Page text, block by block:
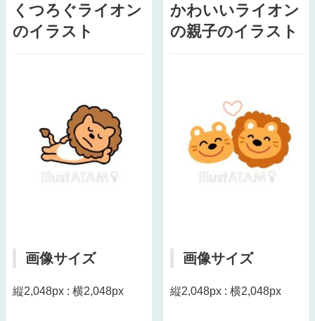
くつろぐライオン
のイラスト
画像サイズ
縦2,048px : 横2,048px
かわいいライオン
の親子のイラスト
画像サイズ
縦2,048px : 横2,048px